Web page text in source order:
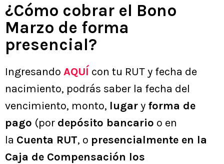
¿Cómo cobrar el Bono
Marzo de forma
presencial?
Ingresando AQUÍ con tu RUT y fecha de
nacimiento, podrás saber la fecha del
vencimiento, monto, lugary forma de
pago (por depósito bancario o en
la Cuenta RUT, o presencialmente en la
Caja de Compensación los